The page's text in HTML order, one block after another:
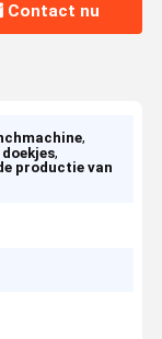
Contact nu
,
,
productie van